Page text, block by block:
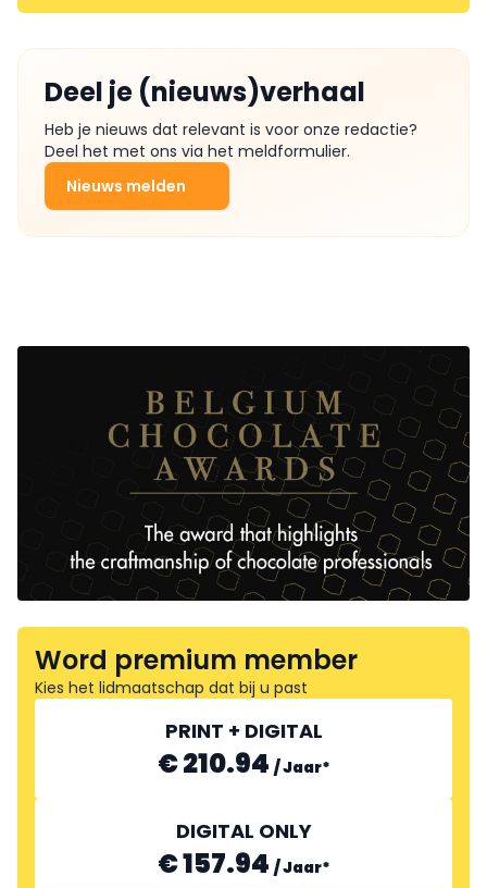
Deel je (nieuws)verhaal
Heb je nieuws dat relevant is voor onze redactie?
Deel het met ons via het meldformulier.
Nieuws melden
Word premium member
Kies het lidmaatschap dat bij u past
PRINT + DIGITAL
€ 210.94 /Jaar*
DIGITAL ONLY
€ 157.94 /Jaar*